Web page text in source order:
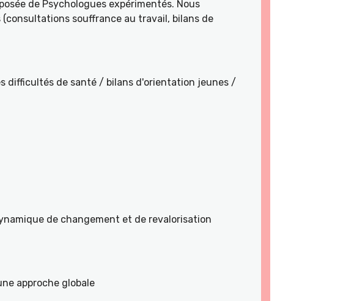
de Psychologues expérimentés. Nous
souffrance au travail, bilans de
difficultés de santé / bilans d'orientation jeunes /
de changement et de revalorisation
approche globale